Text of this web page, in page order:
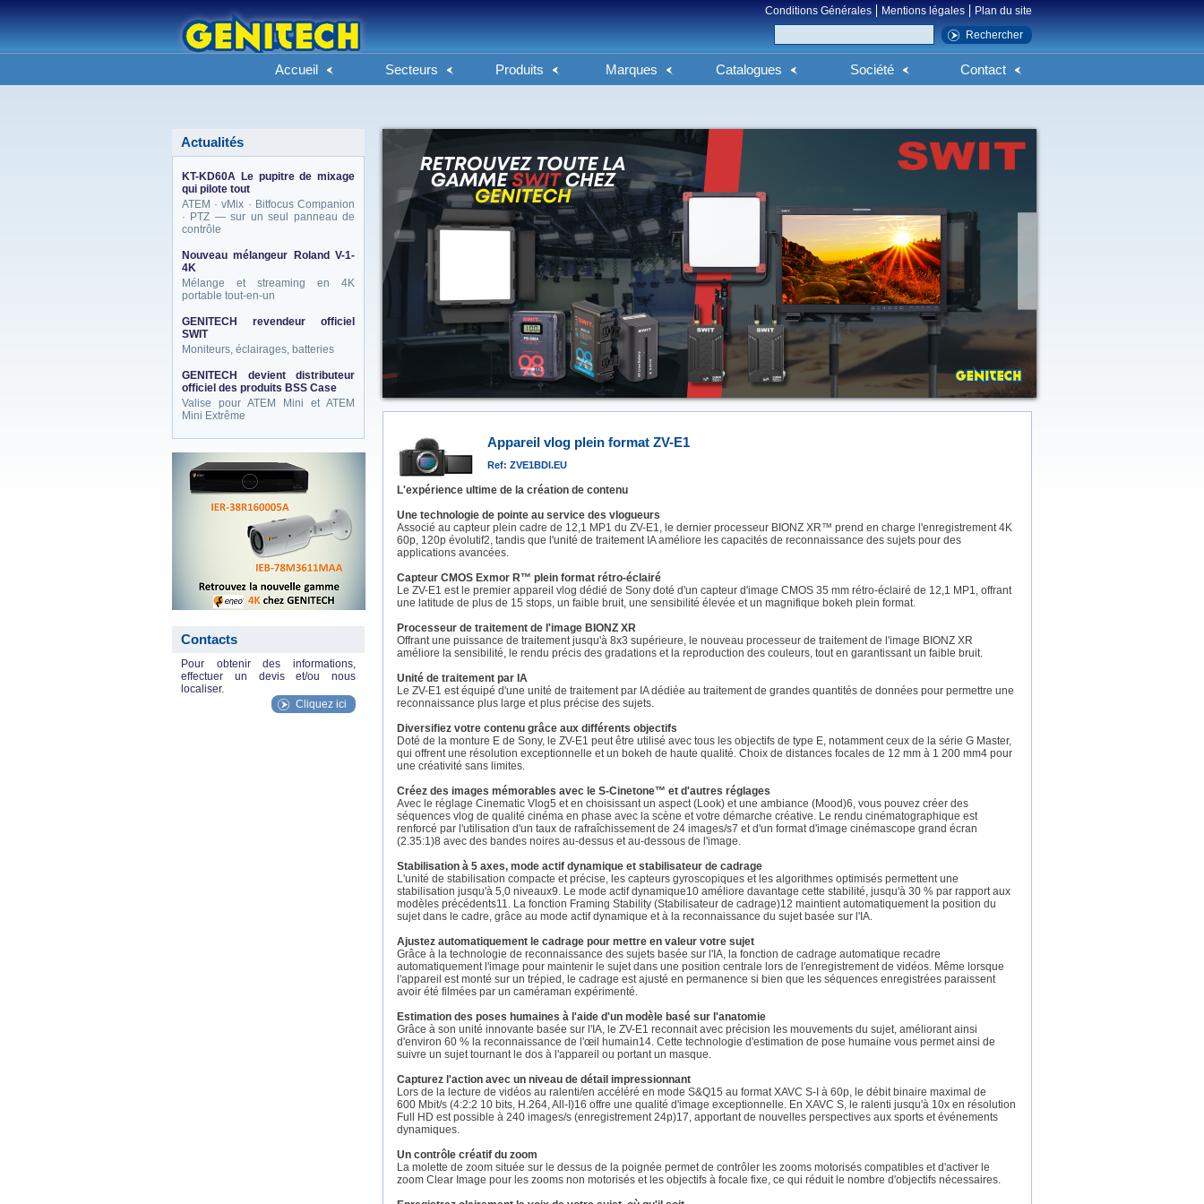
Conditions Générales Mentions légales Plan du site
Accueil Secteurs Produits Marques Catalogues Société Contact
Actualités
KT-KD60A Le pupitre de mixage
qui pilote tout
ATEM · vMix · Bitfocus Companion
· PTZ — sur un seul panneau de
contrôle
Nouveau mélangeur Roland V-1-
4K
Mélange et streaming en 4K
portable tout-en-un
GENITECH revendeur officiel
SWIT
Moniteurs, éclairages, batteries
GENITECH devient distributeur
officiel des produits BSS Case
Valise pour ATEM Mini et ATEM
Mini Extrême
Contacts
Pour obtenir des informations,
effectuer un devis et/ou nous
localiser.
Cliquez ici
Appareil vlog plein format ZV-E1
Ref: ZVE1BDI.EU
L'expérience ultime de la création de contenu
Une technologie de pointe au service des vlogueurs
Associé au capteur plein cadre de 12,1 MP1 du ZV-E1, le dernier processeur BIONZ XR™ prend en charge l'enregistrement 4K
60p, 120p évolutif2, tandis que l'unité de traitement IA améliore les capacités de reconnaissance des sujets pour des
applications avancées.
Capteur CMOS Exmor R™ plein format rétro-éclairé
Le ZV-E1 est le premier appareil vlog dédié de Sony doté d'un capteur d'image CMOS 35 mm rétro-éclairé de 12,1 MP1, offrant
une latitude de plus de 15 stops, un faible bruit, une sensibilité élevée et un magnifique bokeh plein format.
Processeur de traitement de l'image BIONZ XR
Offrant une puissance de traitement jusqu'à 8x3 supérieure, le nouveau processeur de traitement de l'image BIONZ XR
améliore la sensibilité, le rendu précis des gradations et la reproduction des couleurs, tout en garantissant un faible bruit.
Unité de traitement par IA
Le ZV-E1 est équipé d'une unité de traitement par IA dédiée au traitement de grandes quantités de données pour permettre une
reconnaissance plus large et plus précise des sujets.
Diversifiez votre contenu grâce aux différents objectifs
Doté de la monture E de Sony, le ZV-E1 peut être utilisé avec tous les objectifs de type E, notamment ceux de la série G Master,
qui offrent une résolution exceptionnelle et un bokeh de haute qualité. Choix de distances focales de 12 mm à 1 200 mm4 pour
une créativité sans limites.
Créez des images mémorables avec le S-Cinetone™ et d'autres réglages
Avec le réglage Cinematic Vlog5 et en choisissant un aspect (Look) et une ambiance (Mood)6, vous pouvez créer des
séquences vlog de qualité cinéma en phase avec la scène et votre démarche créative. Le rendu cinématographique est
renforcé par l'utilisation d'un taux de rafraîchissement de 24 images/s7 et d'un format d'image cinémascope grand écran
(2.35:1)8 avec des bandes noires au-dessus et au-dessous de l'image.
Stabilisation à 5 axes, mode actif dynamique et stabilisateur de cadrage
L'unité de stabilisation compacte et précise, les capteurs gyroscopiques et les algorithmes optimisés permettent une
stabilisation jusqu'à 5,0 niveaux9. Le mode actif dynamique10 améliore davantage cette stabilité, jusqu'à 30 % par rapport aux
modèles précédents11. La fonction Framing Stability (Stabilisateur de cadrage)12 maintient automatiquement la position du
sujet dans le cadre, grâce au mode actif dynamique et à la reconnaissance du sujet basée sur l'IA.
Ajustez automatiquement le cadrage pour mettre en valeur votre sujet
Grâce à la technologie de reconnaissance des sujets basée sur l'IA, la fonction de cadrage automatique recadre
automatiquement l'image pour maintenir le sujet dans une position centrale lors de l'enregistrement de vidéos. Même lorsque
l'appareil est monté sur un trépied, le cadrage est ajusté en permanence si bien que les séquences enregistrées paraissent
avoir été filmées par un caméraman expérimenté.
Estimation des poses humaines à l'aide d'un modèle basé sur l'anatomie
Grâce à son unité innovante basée sur l'IA, le ZV-E1 reconnait avec précision les mouvements du sujet, améliorant ainsi
d'environ 60 % la reconnaissance de l'œil humain14. Cette technologie d'estimation de pose humaine vous permet ainsi de
suivre un sujet tournant le dos à l'appareil ou portant un masque.
Capturez l'action avec un niveau de détail impressionnant
Lors de la lecture de vidéos au ralenti/en accéléré en mode S&Q15 au format XAVC S-I à 60p, le débit binaire maximal de
600 Mbit/s (4:2:2 10 bits, H.264, All-I)16 offre une qualité d'image exceptionnelle. En XAVC S, le ralenti jusqu'à 10x en résolution
Full HD est possible à 240 images/s (enregistrement 24p)17, apportant de nouvelles perspectives aux sports et événements
dynamiques.
Un contrôle créatif du zoom
La molette de zoom située sur le dessus de la poignée permet de contrôler les zooms motorisés compatibles et d'activer le
zoom Clear Image pour les zooms non motorisés et les objectifs à focale fixe, ce qui réduit le nombre d'objectifs nécessaires.